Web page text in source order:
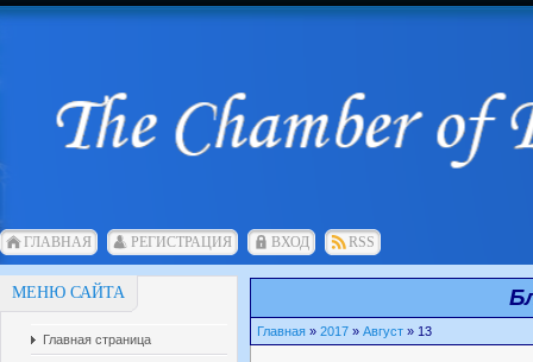
ГЛАВНАЯ РЕГИСТРАЦИЯ ВХОД RSS
МЕНЮ САЙТА
Главная страница
Главная » 2017 » Август » 13